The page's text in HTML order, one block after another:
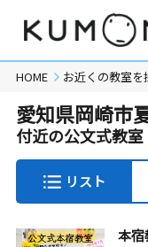
HOME お近くの教室を
愛知県岡崎市
付近の公文式教室
リスト
本宿